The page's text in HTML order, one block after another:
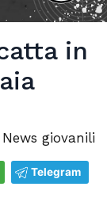
in
News giovanili
Telegram